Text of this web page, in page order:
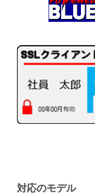
対応のモデル